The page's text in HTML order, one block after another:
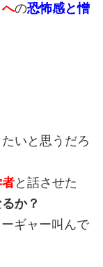
の恐怖感と憎
いと思うだろ
と話させた
か？
ギャー叫んで